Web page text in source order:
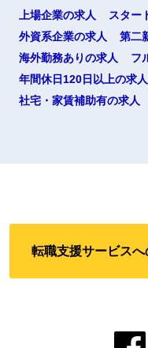
上場企業の求人
スター
外資系企業の求人
第二
海外勤務ありの求人
フ
年間休日120日以上の求人
社宅・家賃補助有の求人
転職支援サービス